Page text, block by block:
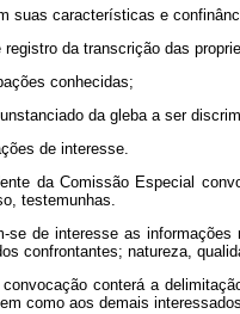
suas características e
registro da transcrição das
conhecidas;
da gleba a ser
de interesse.
da Comissão Especial
testemunhas.
se de interesse as
confrontantes; natureza,
conterá a
como aos demais